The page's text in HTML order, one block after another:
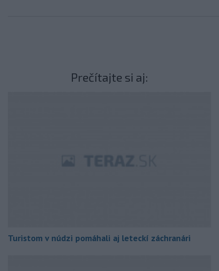
Prečítajte si aj:
Turistom v núdzi pomáhali aj leteckí záchranári